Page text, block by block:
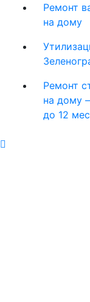
Ремонт
на дому
Ремонт
на дому
до 12